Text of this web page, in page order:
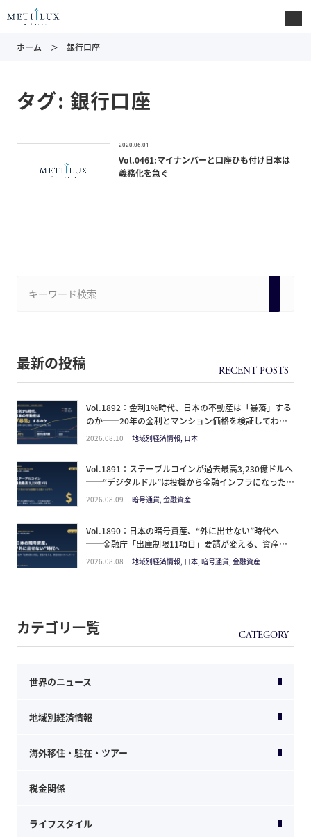
ホーム 銀行口座
タグ: 銀行口座
2020.06.01
Vol.0461:マイナンバーと口座ひも付け日本は
義務化を急ぐ
最新の投稿
Vol.1892：金利1%時代、日本の不動産は「暴落」する
のか──20年の金利とマンション価格を検証してわ
かった、円建て資産の”出口リスク”
2026.08.10 地域別経済情報, 日本
Vol.1891：ステーブルコインが過去最高3,230億ドルへ
──“デジタルドル”は投機から金融インフラになった。
日本人が見るべきは価格ではなく「どの通貨の器か」
2026.08.09 暗号通貨, 金融資産
Vol.1890：日本の暗号資産、“外に出せない”時代へ
──金融庁「出庫制限11項目」要請が変える、資産防
衛のタイムライン
2026.08.08 地域別経済情報, 日本, 暗号通貨, 金融資産
カテゴリ一覧
世界のニュース
地域別経済情報
海外移住・駐在・ツアー
税金関係
ライフスタイル